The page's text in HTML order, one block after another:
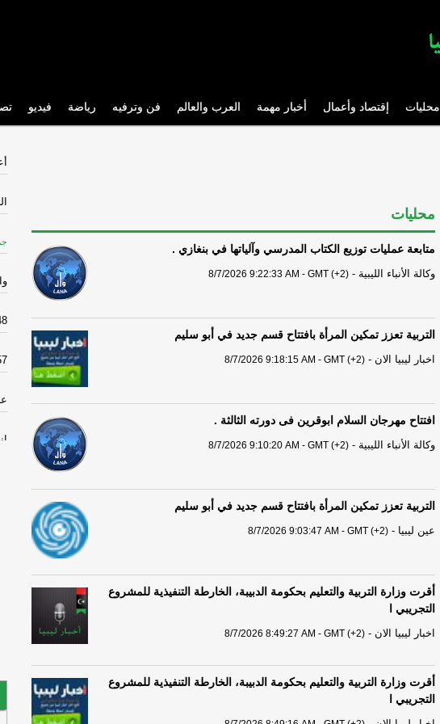
محليات إقتصاد وأعمال أخبار مهمة العرب والعالم فن وترفيه رياضة فيديو
محليات
متابعة عمليات توزيع الكتاب المدرسي وآلياتها في بنغازي .
وكالة الأنباء الليبية -
8/7/2026 9:22:33 AM - GMT (+2)
التربية تعزز تمكين المرأة بافتتاح قسم جديد في أبو سليم
اخبار ليبيا الان -
8/7/2026 9:18:15 AM - GMT (+2)
افتتاح مهرجان السلام ابوقرين فى دورته الثالثة .
وكالة الأنباء الليبية -
8/7/2026 9:10:20 AM - GMT (+2)
التربية تعزز تمكين المرأة بافتتاح قسم جديد في أبو سليم
عين ليبيا -
8/7/2026 9:03:47 AM - GMT (+2)
أقرت وزارة التربية والتعليم بحكومة الدبيبة، الخارطة التنفيذية للمشروع
التجريبي ا
اخبار ليبيا الان -
8/7/2026 8:49:27 AM - GMT (+2)
أقرت وزارة التربية والتعليم بحكومة الدبيبة، الخارطة التنفيذية للمشروع
التجريبي ا